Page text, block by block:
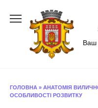
Ваш
ГОЛОВНА » АНАТОМІЯ
ОСОБЛИВОСТІ РОЗВИТКУ